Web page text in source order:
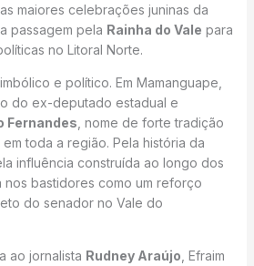
maiores celebrações juninas da
passagem pela Rainha do Vale para
no Litoral Norte.
e político. Em Mamanguape,
do ex-deputado estadual e
Fernandes , nome de forte tradição
toda a região. Pela história da
influência construída ao longo dos
nos bastidores como um reforço
do senador no Vale do
ao jornalista Rudney Araújo , Efraim